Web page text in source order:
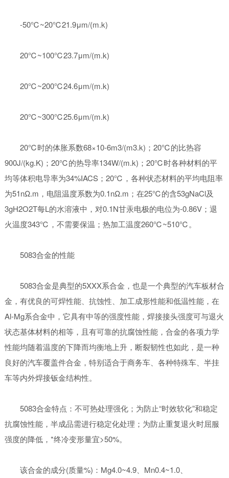
-50℃~20℃21.9μm/(m.k)
20℃~100℃23.7μm/(m.k)
20℃~200℃24.6μm/(m.k)
20℃~300℃25.6μm/(m.k)
20℃时的体胀系数68×10-6m3/(m3.k)；20℃的比热容
900J/(kg.K)；20℃的热导率134W/(m.k)；20℃时各种材料的平
均等体积电导率为34%IACS；20℃，各种状态材料的平均电阻率
为51nΩ.m，电阻温度系数为0.1nΩ.m；在25℃的含53gNaCl及
3gH2O2T每L的水溶液中，对0.1N甘汞电极的电位为-0.86V；退
火温度343℃，不需要保温；热加工温度260℃~510℃。
5083合金的性能
5083合金是典型的5XXX系合金，也是一个典型的汽车板材合
金，有优良的可焊性能、抗蚀性、加工成形性能和低温性能，在
Al-Mg系合金中，它具有中等的强度性能，焊接接头强度可与退火
状态基体材料的相等，且有可靠的抗腐蚀性能，合金的各项力学
性能均随着温度的下降而均衡地上升，断裂韧性也如此，是一种
良好的汽车覆盖件合金，特别适合于商务车、各种特殊车、半挂
车等内外焊接钣金结构性。
5083合金特点：不可热处理强化；为防止“时效软化”和稳定
抗腐蚀性能，半成品需进行稳定化处理；为防止重复退火时屈服
强度的降低，*终冷变形量宜>50%。
该合金的成分(质量%)：Mg4.0~4.9、Mn0.4~1.0、